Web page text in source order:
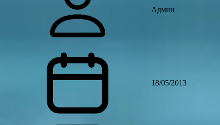
Админ
18/05/2013